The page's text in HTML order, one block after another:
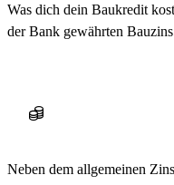
Was dich dein Baukredit
der Bank gewährten
Neben dem allgemeinen